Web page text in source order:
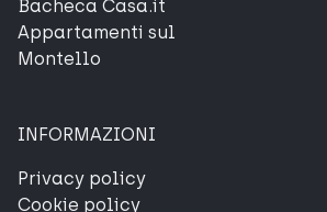
Bacheca Casa.it
Appartamenti sul
Montello
INFORMAZIONI
Privacy policy
Cookie policy